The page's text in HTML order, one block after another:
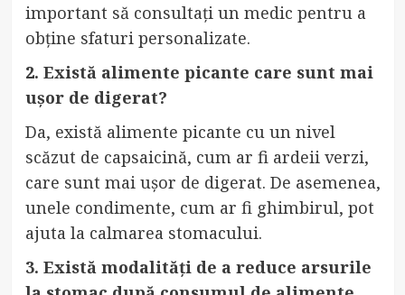
important să consultați un medic pentru a
obține sfaturi personalizate.
2. Există alimente picante care sunt mai
ușor de digerat?
Da, există alimente picante cu un nivel
scăzut de capsaicină, cum ar fi ardeii verzi,
care sunt mai ușor de digerat. De asemenea,
unele condimente, cum ar fi ghimbirul, pot
ajuta la calmarea stomacului.
3. Există modalități de a reduce arsurile